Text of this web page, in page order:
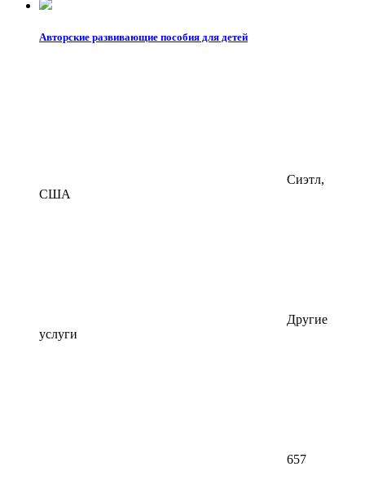
Авторские развивающие пособия для детей
Сиэтл,
США
Другие
услуги
657